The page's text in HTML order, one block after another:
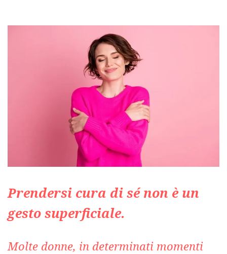
Prendersi cura di sé non è un
gesto superficiale.
Molte donne, in determinati momenti